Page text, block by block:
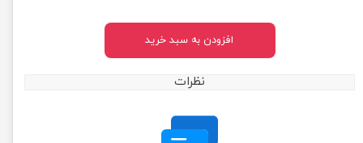
افزودن به سبد خرید
نظرات